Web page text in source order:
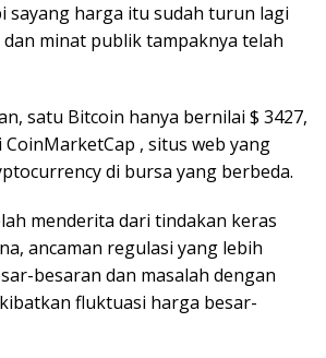
sayang harga itu sudah turun lagi
minat publik tampaknya telah
satu Bitcoin hanya bernilai $ 3427,
, situs web yang
di bursa yang berbeda.
menderita dari tindakan keras
ancaman regulasi yang lebih
besaran dan masalah dengan
fluktuasi harga besar-